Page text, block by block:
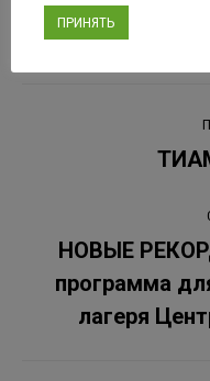
Рубрика:
НОВЫЕ
программа
лагеря
ПРИНЯТЬ